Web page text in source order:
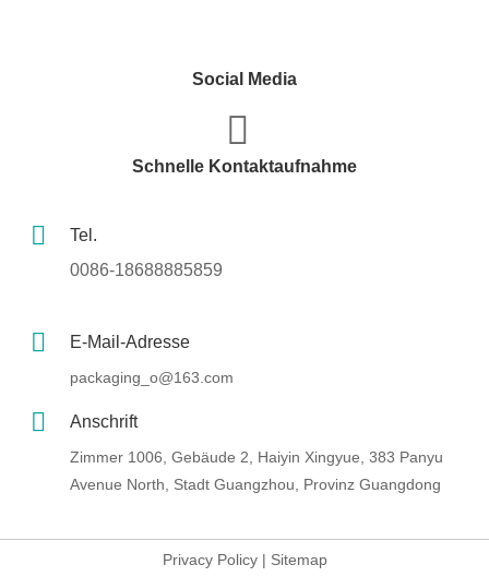
Social Media
Schnelle Kontaktaufnahme
Tel.
0086-18688885859
E-Mail-Adresse
packaging_o@163.com
Anschrift
Zimmer 1006, Gebäude 2, Haiyin Xingyue, 383 Panyu
Avenue North, Stadt Guangzhou, Provinz Guangdong
Privacy Policy| Sitemap